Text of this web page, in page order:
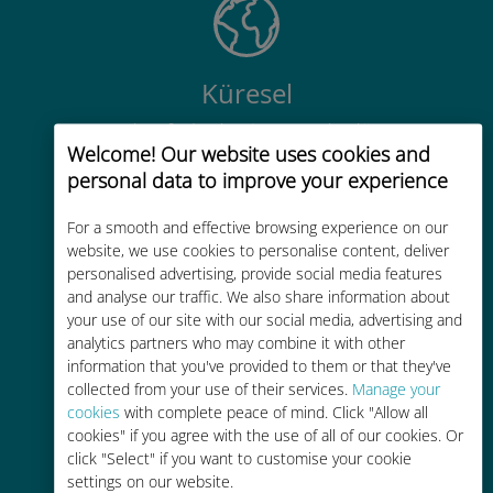
Welcome! Our website uses cookies and
personal data to improve your experience
For a smooth and effective browsing experience on our
website, we use cookies to personalise content, deliver
personalised advertising, provide social media features
and analyse our traffic. We also share information about
your use of our site with our social media, advertising and
analytics partners who may combine it with other
information that you've provided to them or that they've
collected from your use of their services. Manage your
cookies with complete peace of mind. Click "Allow all
cookies" if you agree with the use of all of our cookies. Or
click "Select" if you want to customise your cookie
settings on our website.
Küresel
200'den fazla destinasyonda dünya
çapında yüksek kaliteli hücresel
bağlantı
Uygun maliyetli
Mevcut operatörünüzle dolaşım
ücretlerinden %90'a kadar daha
ucuz